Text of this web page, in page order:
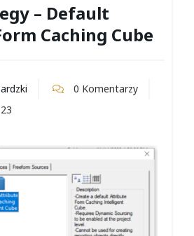
– Default
Caching Cube
0 Komentarzy